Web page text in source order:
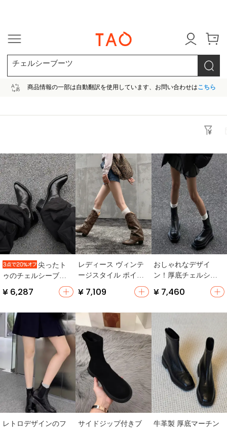
チェルシーブーツ
商品情報の一部は自動翻訳を使用しています、お問い合わせはこちら
尖ったト
ゥのチェルシーブー
ツ【英国風・カジュ
アル・メンズ・ハイ
¥ 6,287
レディース ヴィンテ
ージスタイル ポイン
テッドトゥ ウエスタ
ンブーツ【スタッズ
ェルシーブーツ】
¥ 7,109
おしゃれなデザイ
ン！厚底チェルシー
ブーツ【ダークスタ
イル・秋冬用・女性
¥ 7,460
レトロデザインのフ
サイドジップ付きブ
牛革製 厚底マーチン